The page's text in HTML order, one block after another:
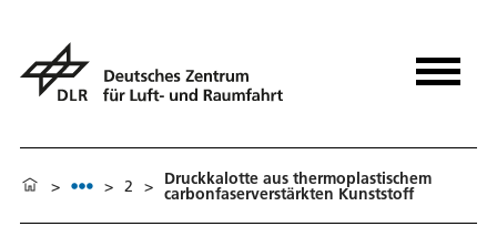
> > 2 > Druckkalotte aus thermoplastischem
carbonfaserverstärkten Kunststoff